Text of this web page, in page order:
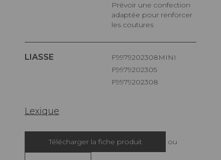
Prévoir une confection
adaptée pour renforcer
les coutures
LIASSE
F9979202308MINI
F9979202305
F9979202308
Lexique
Télécharger la fiche produit ou